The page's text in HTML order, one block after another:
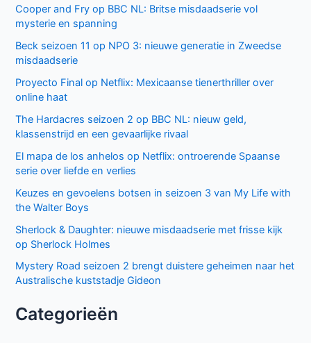
Cooper and Fry op BBC NL: Britse misdaadserie vol
mysterie en spanning
Beck seizoen 11 op NPO 3: nieuwe generatie in Zweedse
misdaadserie
Proyecto Final op Netflix: Mexicaanse tienerthriller over
online haat
The Hardacres seizoen 2 op BBC NL: nieuw geld,
klassenstrijd en een gevaarlijke rivaal
El mapa de los anhelos op Netflix: ontroerende Spaanse
serie over liefde en verlies
Keuzes en gevoelens botsen in seizoen 3 van My Life with
the Walter Boys
Sherlock & Daughter: nieuwe misdaadserie met frisse kijk
op Sherlock Holmes
Mystery Road seizoen 2 brengt duistere geheimen naar het
Australische kuststadje Gideon
Categorieën